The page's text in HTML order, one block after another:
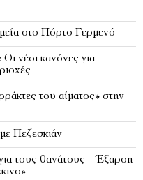
στο Πόρτο Γερμενό
νέοι κανόνες για
του αίματος» στην
Πεζεσκιάν
τους θανάτους – Έξαρση